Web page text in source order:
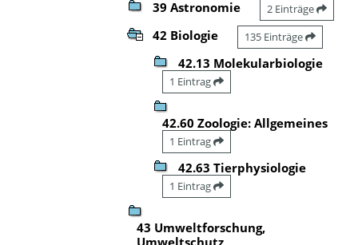
39 Astronomie 2 Einträge
42 Biologie 135 Einträge
42.13 Molekularbiologie
1 Eintrag
42.60 Zoologie: Allgemeines
1 Eintrag
42.63 Tierphysiologie
1 Eintrag
43 Umweltforschung,
Umweltschutz